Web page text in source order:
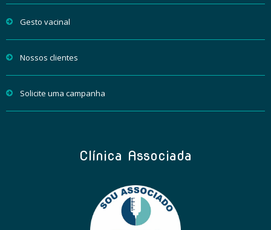
Gesto vacinal
Nossos clientes
Solicite uma campanha
Clínica Associada